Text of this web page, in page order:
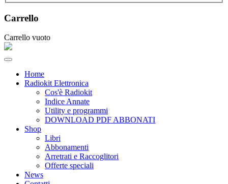
Carrello
Carrello vuoto
Home
Radiokit Elettronica
Cos'è Radiokit
Indice Annate
Utility e programmi
DOWNLOAD PDF ABBONATI
Shop
Libri
Abbonamenti
Arretrati e Raccoglitori
Offerte speciali
News